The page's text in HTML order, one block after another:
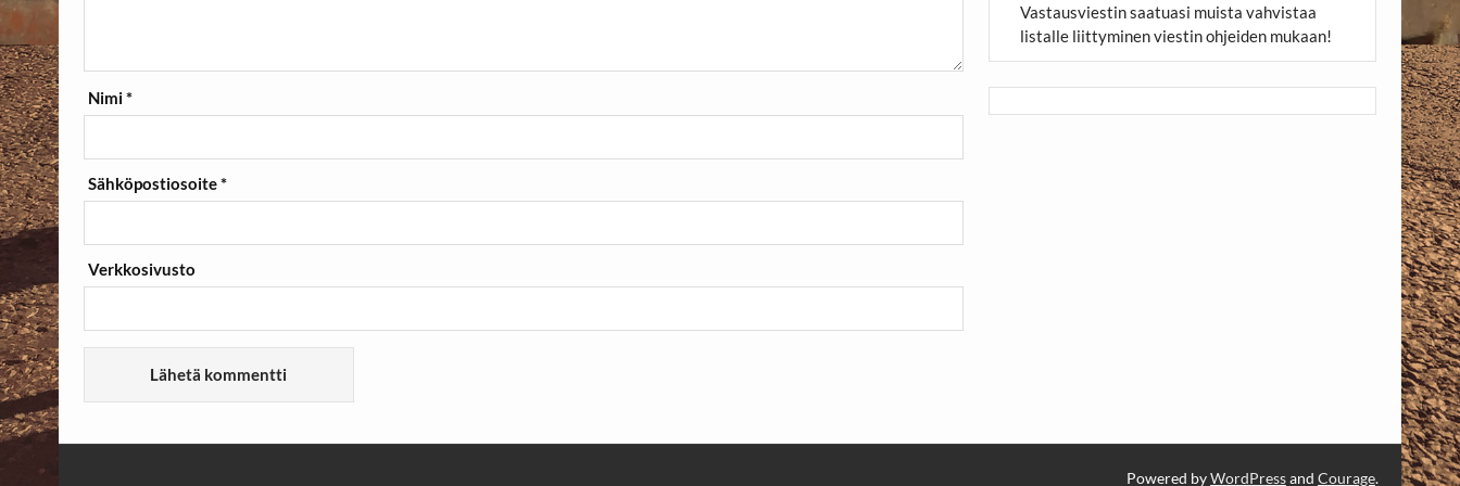
Nimi*
Sähköpostiosoite*
Verkkosivusto
Vastausviestin saatuasi muista vahvistaa
listalle liittyminen viestin ohjeiden mukaan!
Powered byWordPressand Courage.